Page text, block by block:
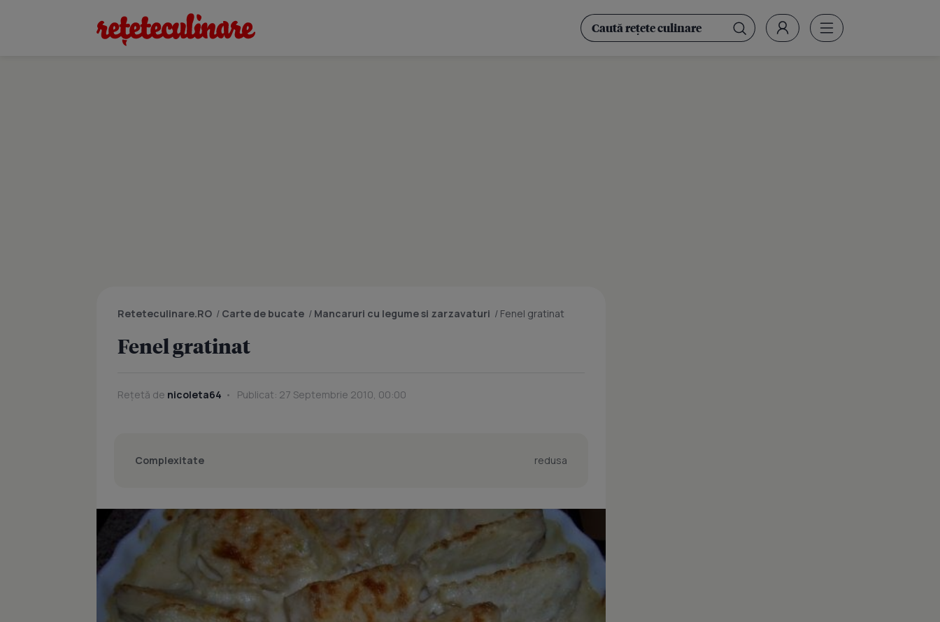
Reteteculinare.RO / Carte de bucate / Mancaruri cu legume si zarzavaturi / Fenel gratinat
Fenel gratinat
Rețetă de nicoleta64 Publicat: 27 Septembrie 2010, 00:00
Complexitate redusa